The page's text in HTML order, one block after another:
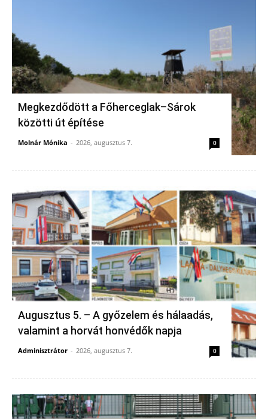
Megkezdődött a Főherceglak–Sárok
közötti út építése
Molnár Mónika - 2026, augusztus 7. 0
Augusztus 5. – A győzelem és hálaadás,
valamint a horvát honvédők napja
Adminisztrátor - 2026, augusztus 7. 0